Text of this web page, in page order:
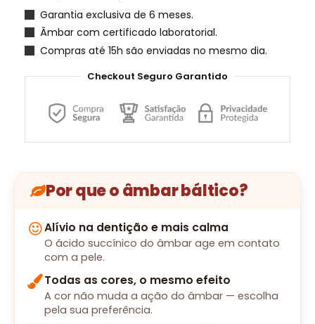
Garantia exclusiva de 6 meses.
Âmbar com certificado laboratorial.
Compras até 15h são enviadas no mesmo dia.
Checkout Seguro Garantido
Por que o âmbar báltico?
Alívio na dentição e mais calma
O ácido succínico do âmbar age em contato
com a pele.
Todas as cores, o mesmo efeito
A cor não muda a ação do âmbar — escolha
pela sua preferência.